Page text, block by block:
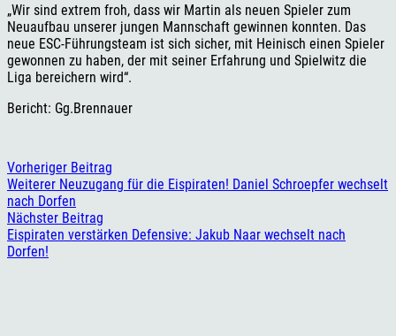
„Wir sind extrem froh, dass wir Martin als neuen Spieler zum
Neuaufbau unserer jungen Mannschaft gewinnen konnten. Das
neue ESC-Führungsteam ist sich sicher, mit Heinisch einen Spieler
gewonnen zu haben, der mit seiner Erfahrung und Spielwitz die
Liga bereichern wird“.
Bericht: Gg.Brennauer
Vorheriger Beitrag
Weiterer Neuzugang für die Eispiraten! Daniel Schroepfer wechselt
nach Dorfen
Nächster Beitrag
Eispiraten verstärken Defensive: Jakub Naar wechselt nach
Dorfen!